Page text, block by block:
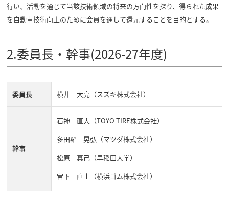
行い、活動を通じて当該技術領域の将来の方向性を探り、得られた成果
を自動車技術向上のために会員を通して還元することを目的とする。
2.委員長・幹事(2026-27年度)
委員長 横井 大亮（スズキ株式会社）
幹事
石神 直大（TOYO TIRE株式会社）
多田羅 晃弘（マツダ株式会社）
松原 真己（早稲田大学）
宮下 直士（横浜ゴム株式会社）